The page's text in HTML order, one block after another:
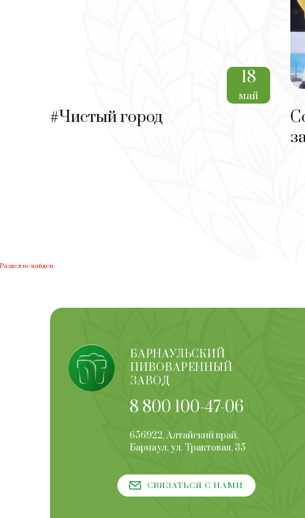
18
май
#Чистый город
Раздел не найден.
БАРНАУЛЬСКИЙ
ПИВОВАРЕННЫЙ
ЗАВОД
8 800 100-47-06
656922, Алтайский край,
Барнаул, ул. Трактовая, 35
СВЯЗАТЬСЯ С НАМИ